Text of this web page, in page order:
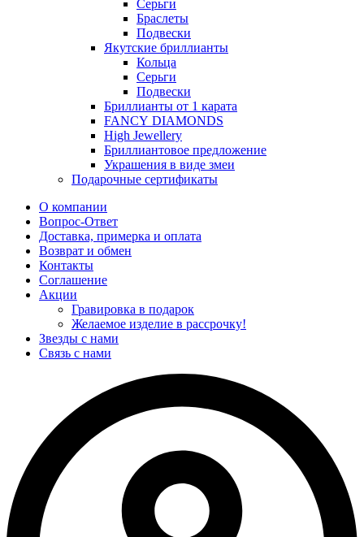
Серьги
Браслеты
Подвески
Якутские бриллианты
Кольца
Серьги
Подвески
Бриллианты от 1 карата
FANCY DIAMONDS
High Jewellery
Бриллиантовое предложение
Украшения в виде змеи
Подарочные сертификаты
О компании
Вопрос-Ответ
Доставка, примерка и оплата
Возврат и обмен
Контакты
Соглашение
Акции
Гравировка в подарок
Желаемое изделие в рассрочку!
Звезды с нами
Связь с нами